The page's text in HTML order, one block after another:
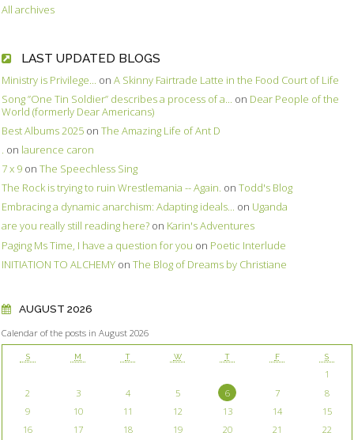
All archives
LAST UPDATED BLOGS
Ministry is Privilege... on A Skinny Fairtrade Latte in the Food Court of Life
Song ”One Tin Soldier” describes a process of a... on Dear People of the
World (formerly Dear Americans)
Best Albums 2025 on The Amazing Life of Ant D
. on laurence caron
7 x 9 on The Speechless Sing
The Rock is trying to ruin Wrestlemania -- Again. on Todd's Blog
Embracing a dynamic anarchism: Adapting ideals... on Uganda
are you really still reading here? on Karin's Adventures
Paging Ms Time, I have a question for you on Poetic Interlude
INITIATION TO ALCHEMY on The Blog of Dreams by Christiane
AUGUST 2026
Calendar of the posts in August 2026
S M T W T F S
1
2
3 4 5 6 7
8
9
10 11 12 13 14
15
16
17 18 19 20 21
22